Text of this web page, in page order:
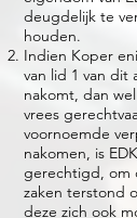
deugdelijk te
houden.
Indien Koper
van lid 1 van dit
nakomt, dan
vrees
voornoemde
nakomen, is
gerechtigd, om
zaken terstond
deze zich ook